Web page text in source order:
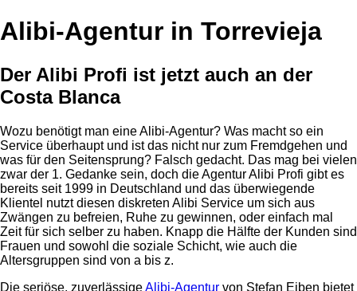
Alibi-Agentur in Torrevieja
Der Alibi Profi ist jetzt auch an der
Costa Blanca
Wozu benötigt man eine Alibi-Agentur? Was macht so ein
Service überhaupt und ist das nicht nur zum Fremdgehen und
was für den Seitensprung? Falsch gedacht. Das mag bei vielen
zwar der 1. Gedanke sein, doch die Agentur Alibi Profi gibt es
bereits seit 1999 in Deutschland und das überwiegende
Klientel nutzt diesen diskreten Alibi Service um sich aus
Zwängen zu befreien, Ruhe zu gewinnen, oder einfach mal
Zeit für sich selber zu haben. Knapp die Hälfte der Kunden sind
Frauen und sowohl die soziale Schicht, wie auch die
Altersgruppen sind von a bis z.
Die seriöse, zuverlässigeAlibi-Agentur von Stefan Eiben bietet